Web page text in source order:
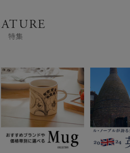
特集